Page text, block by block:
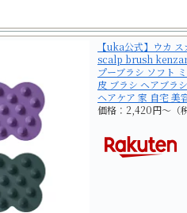
【uka公式】ウカ
scalp brush
プーブラシ ソフト
皮 ブラシ ヘアブラ
ヘアケア 家 自宅 美
価格：2,420円～（